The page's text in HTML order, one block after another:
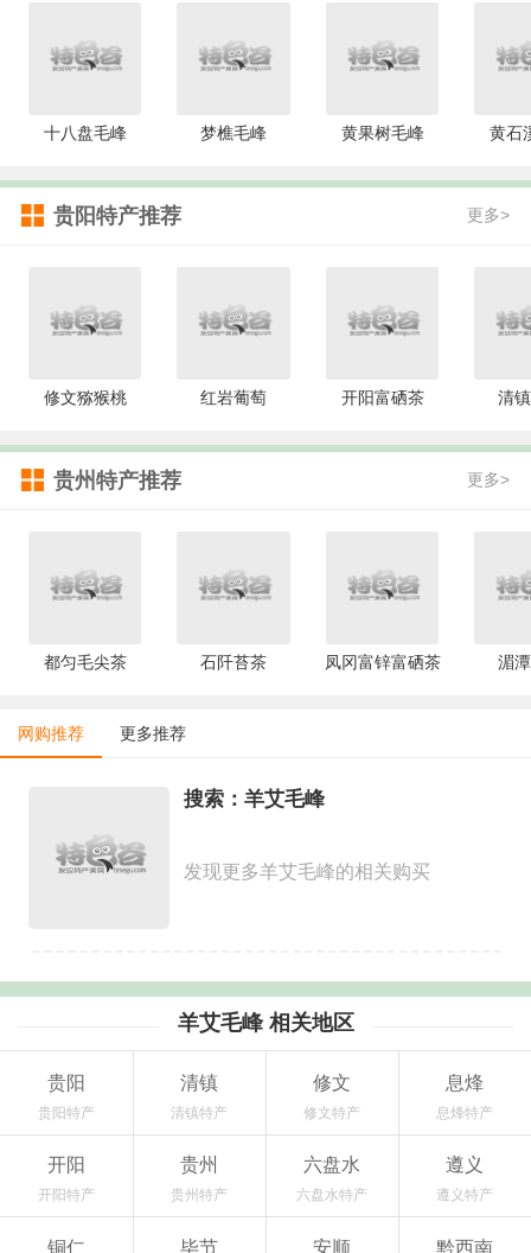
十八盘毛峰 梦樵毛峰 黄果树毛峰 黄石
贵阳特产推荐 更多>
修文猕猴桃 红岩葡萄 开阳富硒茶 清
贵州特产推荐 更多>
都匀毛尖茶 石阡苔茶 凤冈富锌富硒茶 湄
网购推荐 更多推荐
搜索：羊艾毛峰
发现更多羊艾毛峰的相关购买
羊艾毛峰 相关地区
贵阳
贵阳特产
清镇
清镇特产
修文
修文特产
息烽
息烽特产
开阳
开阳特产
贵州
贵州特产
六盘水
六盘水特产
遵义
遵义特产
铜仁 毕节 安顺 黔西南